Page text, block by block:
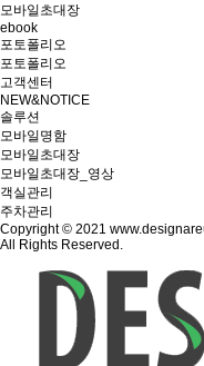
모바일초대장
ebook
포토폴리오
포토폴리오
고객센터
NEW&NOTICE
솔루션
모바일명함
모바일초대장
모바일초대장_영상
객실관리
주차관리
Copyright © 2021
All Rights Reserved.